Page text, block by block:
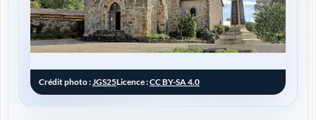
Crédit photo :JGS25Licence :CC BY-SA 4.0